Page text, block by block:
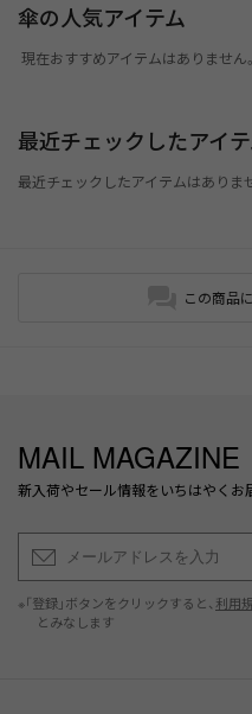
傘の人気アイテム
現在おすすめアイテムはありません。
最近チェックしたアイ
最近チェックしたアイテムはありま
この商品
MAIL MAGAZINE
新入荷やセール情報をいちはやくお
※「登録」ボタンをクリックすると、 利用
とみなします